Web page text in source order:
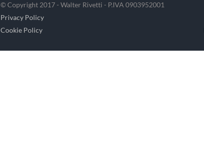
© Copyright 2017 - Walter Rivetti - P.IVA 0903952001
Privacy Policy
Cookie Policy